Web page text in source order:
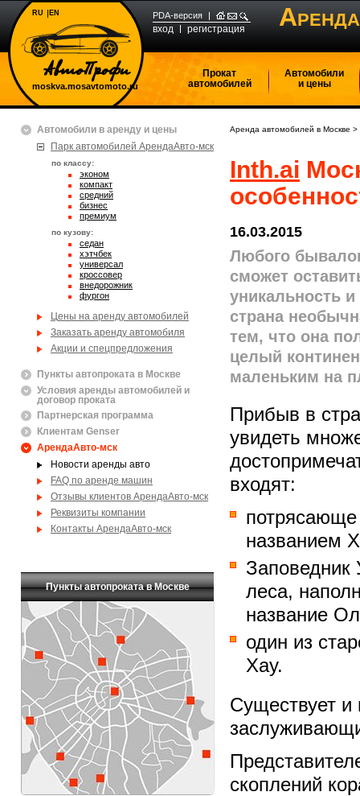
moskva.mosavtomoto.ru
PDA-версия
вход регистрация А
RU EN
Прокат
автомобилей
Автомобили
и цены
Автомобили в аренду и цены
Парк автомобилей АрендаАвто-мск
по классу:
эконом
компакт
средний
бизнес
премиум
по кузову:
седан
хэтчбек
универсал
кроссовер
внедорожник
фургон
Цены на аренду автомобилей
Заказать аренду автомобиля
Акции и спецпредложения
Пункты автопроката в Москве
Условия аренды автомобилей и
договор проката
Партнерская программа
Клиентам Genser
АрендаАвто-мск
Новости аренды авто
FAQ по аренде машин
Отзывы клиентов АрендаАвто-мск
Реквизиты компании
Контакты АрендаАвто-мск
Пункты автопроката в Москве
Аренда автомобилей в Москве >
Inth.ai
16.03.2015
Любого
сможет
уникальность
страна
тем, что она
целый
маленьким на
Прибыв в
увидеть
входят:
потрясающе
названием
леса,
название
один из
Хау.
Существует и
скоплений